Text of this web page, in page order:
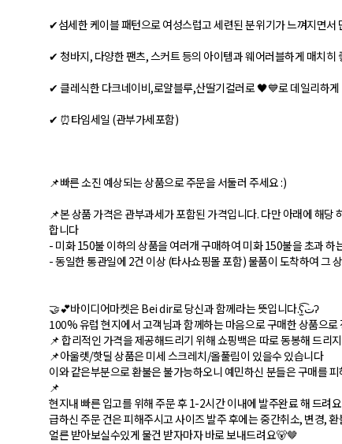
✔섬세한 케이블 패턴으로 여성스럽고 세련된 분위기가 느껴지면서
✔ 청바지, 다양한 팬츠, 스커트 등의 아이템과 웨어러블하게 매치히
✔ 클레식한 다크네이비,로얄블루,산딸기컬러로 🖤💙로 데일리하게
✔ ⏰타임세일 (관부가세포함)
📌빠른 소진 예상되는 상품으로 주문을 서둘러 주세요 :)
📌본 상품 가격은 관부과세가 포함된 가격입니다. 다만 아래에 해
합니다
- 미화 150불 이하의 상품을 여러개 구매하여 미화 150불을 초과 하
- 동일한 통관일에 2건 이상 (타사쇼핑몰 포함) 물품이 도착하여 그
🤝💕바이디어마켓은 Bei dir로 당신과 함께라는 뜻입니다.ʕت̫͡ʔ
100% 유럽 현지에서 고객님과 함께하는 마음으로 구매한 상품으
📌 합리적인 가격을 제공해드리기 위해 쇼핑백은 따로 동봉해 드리
📌아울렛/핫딜 상품은 미세 스크레치/올풀림이 있을수 있습니다
이와 같은부분으로 환불은 불가능하오니 예민하신 분들은 구매를
📌
현지내 빠른 입고를 위해 주문 후 1-2시간 이내에 발주완료 해 드려요
급하신 주문 건은 피해주시고 사이즈 발주 후에는 중간취소, 변경,
얼른 받아보실수있게 물건 받자마자 바로 보내드려요🐻🤎